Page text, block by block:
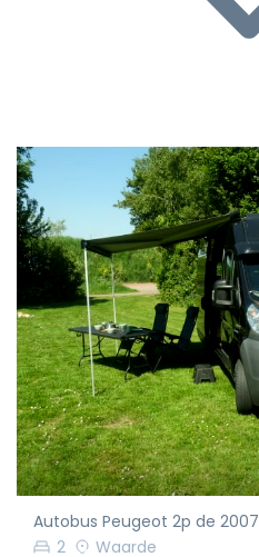
Autobus Peugeot 2p de 2007
2
Waarde